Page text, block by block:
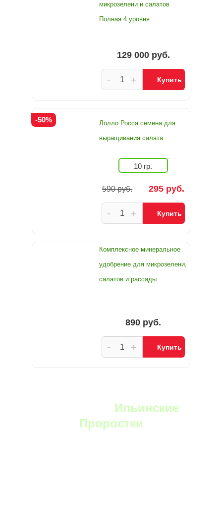
микрозелени и салатов
Полная 4 уровня
129 000 руб.
+
- Купить
Лолло Росса семена для
выращивания салата
-50%
10 гр.
590 руб. 295 руб.
+
- Купить
Комплексное минеральное
удобрение для микрозелени,
салатов и рассады
890 руб.
+
- Купить
Ильинские
Проростки